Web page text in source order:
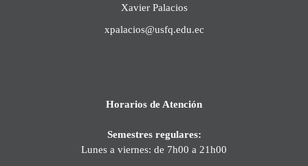
Xavier Palacios
xpalacios@usfq.edu.ec
Horarios de Atención
Semestres regulares:
Lunes a viernes: de 7h00 a 21h00